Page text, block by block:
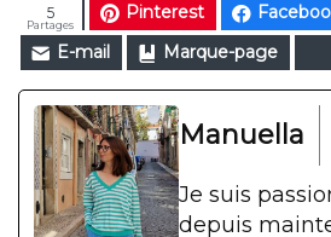
Pinterest
E-mail
Marque-page
Partages
5
Manuella
Je suis
depuis